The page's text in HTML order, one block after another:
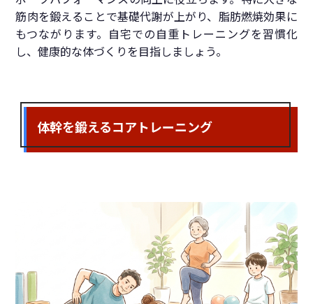
筋肉を鍛えることで基礎代謝が上がり、脂肪燃焼効果に
もつながります。自宅での自重トレーニングを習慣化
し、健康的な体づくりを目指しましょう。
体幹を鍛えるコアトレーニング